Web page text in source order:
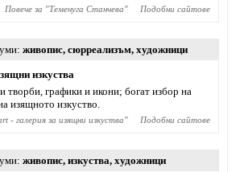
Повече за "Теменуга Станчева" Подобни сайтове
живопис, сюрреализъм, художници
изкуства
творби, графики и икони; богат избор на
изящното изкуство.
- галерия за изящни изкуства" Подобни сайтове
живопис, изкуства, художници